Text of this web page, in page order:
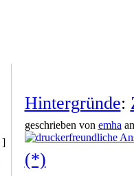
]
Hintergründe:
geschrieben von emha
(*)